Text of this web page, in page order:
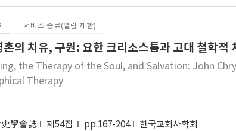
심지어 파업을 일으키기도 하였다. 1895년에 이르러 자조
국과 필리핀으로부터 노동력을 수입하여 중국인과 일본인의
재한 미국공사 호레이스 알렌(Horace N. Allen)과 미국감
적극적으로 수용되었다. 1902년에 미국 본토와 하와이에서
서 미국의 정치적 영향력 및 경제적 이익을 위하여 노력하던
Deshler)를 모집책으로 선정하여 하와이농장주협회의 부름
여하였다. 하와이농장주협회의 순종적 노동력에 대한 요구는
드맨(John W. Wadman)과 헨리 프라이(Henry Fry)에 의하
서비스 종료(열람 제한)
혼의 치유, 구원: 요한 크리소스톰과 고대 철학적
the Therapy of the Soul, and Salvation: John
Therapy
學會誌 제54집 pp.167-204 한국교회사학회